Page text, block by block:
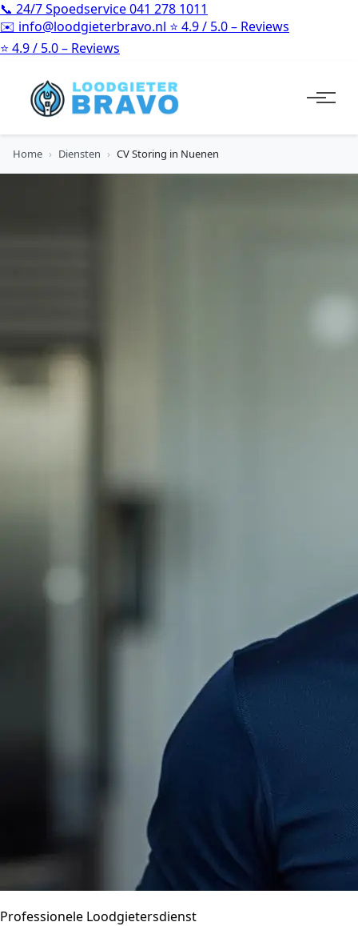
📞 24/7 Spoedservice041 278 1011
✉️ info@loodgieterbravo.nl ⭐ 4.9 / 5.0 – Reviews
⭐ 4.9 / 5.0 – Reviews
Home › Diensten › CV Storing in Nuenen
Professionele Loodgietersdienst